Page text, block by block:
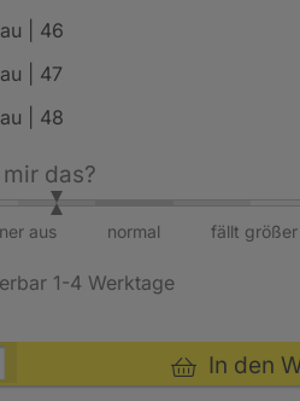
| 46
| 47
| 48
das?
aus fällt größer
normal
1-4 Werktage
In den